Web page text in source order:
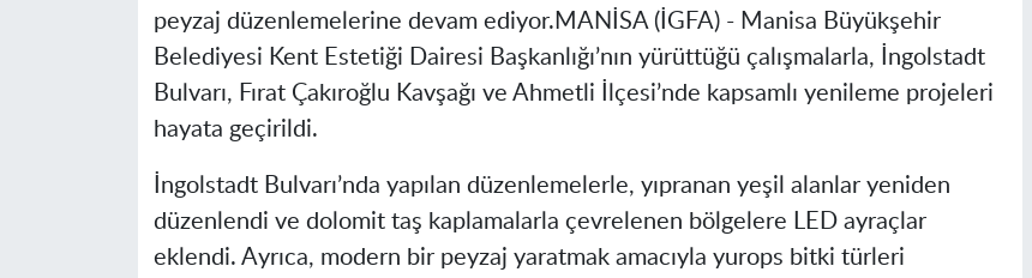
peyzaj düzenlemelerine devam ediyor. MANİSA (İGFA) - Manisa Büyükşehir
Belediyesi Kent Estetiği Dairesi Başkanlığı’nın yürüttüğü çalışmalarla, İngolstadt
Bulvarı, Fırat Çakıroğlu Kavşağı ve Ahmetli İlçesi’nde kapsamlı yenileme projeleri
hayata geçirildi.
İngolstadt Bulvarı’nda yapılan düzenlemelerle, yıpranan yeşil alanlar yeniden
düzenlendi ve dolomit taş kaplamalarla çevrelenen bölgelere LED ayraçlar
eklendi. Ayrıca, modern bir peyzaj yaratmak amacıyla yurops bitki türleri